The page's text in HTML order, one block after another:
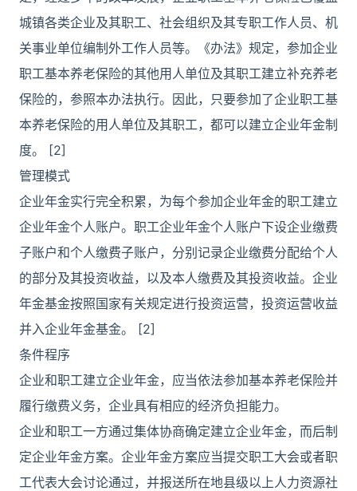
城镇各类企业及其职工、社会组织及其专职工作人员、机
关事业单位编制外工作人员等。《办法》规定，参加企业
职工基本养老保险的其他用人单位及其职工建立补充养老
保险的，参照本办法执行。因此，只要参加了企业职工基
本养老保险的用人单位及其职工，都可以建立企业年金制
度。 [2]
管理模式
企业年金实行完全积累，为每个参加企业年金的职工建立
企业年金个人账户。职工企业年金个人账户下设企业缴费
子账户和个人缴费子账户，分别记录企业缴费分配给个人
的部分及其投资收益，以及本人缴费及其投资收益。企业
年金基金按照国家有关规定进行投资运营，投资运营收益
并入企业年金基金。 [2]
条件程序
企业和职工建立企业年金，应当依法参加基本养老保险并
履行缴费义务，企业具有相应的经济负担能力。
企业和职工一方通过集体协商确定建立企业年金，而后制
定企业年金方案。企业年金方案应当提交职工大会或者职
工代表大会讨论通过，并报送所在地县级以上人力资源社